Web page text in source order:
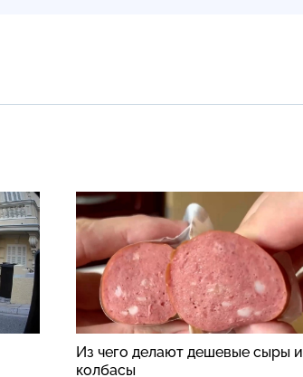
Из чего делают дешевые сыры и
колбасы